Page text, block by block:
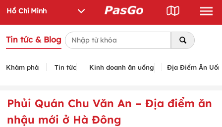
Tin tức & Blog
Khám phá Tin tức Kinh doanh ăn uống Địa Điểm Ăn
Phủi Quán Chu Văn An – Địa điểm ăn
nhậu mới ở Hà Đông